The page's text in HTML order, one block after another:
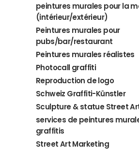
peintures murales pour la
(intérieur/extérieur)
Peintures murales pour
pubs/bar/restaurant
Peintures murales réalistes
Photocall graffiti
Reproduction de logo
Schweiz Graffiti-Künstler
Sculpture & statue Street
services de peintures
graffitis
Street Art Marketing